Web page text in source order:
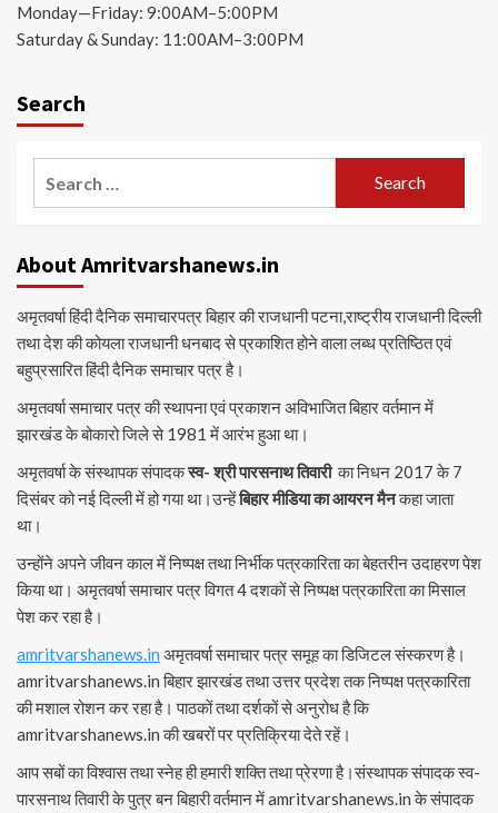
Monday—Friday: 9:00AM–5:00PM
Saturday & Sunday: 11:00AM–3:00PM
Search
About Amritvarshanews.in
अमृतवर्षा हिंदी दैनिक समाचारपत्र बिहार की राजधानी पटना,राष्ट्रीय राजधानी दिल्ली
तथा देश की कोयला राजधानी धनबाद से प्रकाशित होने वाला लब्ध प्रतिष्ठित एवं
बहुप्रसारित हिंदी दैनिक समाचार पत्र है।
अमृतवर्षा समाचार पत्र की स्थापना एवं प्रकाशन अविभाजित बिहार वर्तमान में
झारखंड के बोकारो जिले से 1981 में आरंभ हुआ था।
अमृतवर्षा के संस्थापक संपादकस्व- श्री पारसनाथ तिवारीका निधन 2017 के 7
दिसंबर को नई दिल्ली में हो गया था।उन्हेंबिहार मीडिया का आयरन मैनकहा जाता
था।
उन्होंने अपने जीवन काल में निष्पक्ष तथा निर्भीक पत्रकारिता का बेहतरीन उदाहरण पेश
किया था। अमृतवर्षा समाचार पत्र विगत 4 दशकों से निष्पक्ष पत्रकारिता का मिसाल
पेश कर रहा है।
amritvarshanews.in अमृतवर्षा समाचार पत्र समूह का डिजिटल संस्करण है।
amritvarshanews.in बिहार झारखंड तथा उत्तर प्रदेश तक निष्पक्ष पत्रकारिता
की मशाल रोशन कर रहा है। पाठकों तथा दर्शकों से अनुरोध है कि
amritvarshanews.in की खबरों पर प्रतिक्रिया देते रहें।
आप सबों का विश्वास तथा स्नेह ही हमारी शक्ति तथा प्रेरणा है।संस्थापक संपादक स्व-
पारसनाथ तिवारी के पुत्र बन बिहारी वर्तमान में amritvarshanews.in के संपादक